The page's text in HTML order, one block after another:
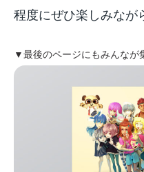
程度にぜひ楽しみなが
▼最後のページにもみんなが